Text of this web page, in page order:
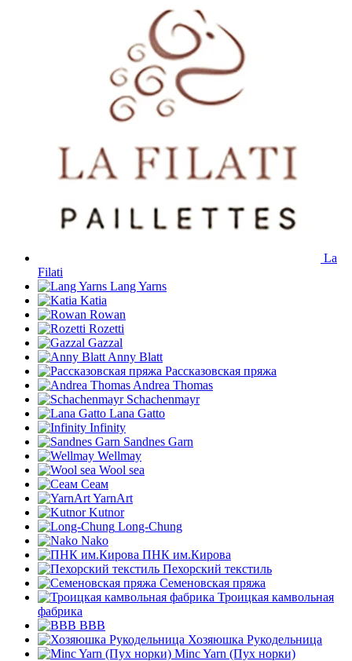
La
Filati
Lang Yarns
Katia
Rowan
Rozetti
Gazzal
Anny Blatt
Рассказовская пряжа
Andrea Thomas
Schachenmayr
Lana Gatto
Infinity
Sandnes Garn
Wellmay
Wool sea
Сеам
YarnArt
Kutnor
Long-Chung
Nako
ПНК им.Кирова
Пехорский текстиль
Семеновская пряжа
Троицкая камвольная
фабрика
BBB
Хозяюшка Рукодельница
Minc Yarn (Пух норки)